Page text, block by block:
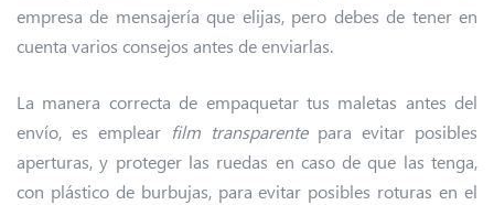
empresa de mensajería que elijas, pero debes de tener en
cuenta varios consejos antes de enviarlas.
La manera correcta de empaquetar tus maletas antes del
envío, es emplear film transparentepara evitar posibles
aperturas, y proteger las ruedas en caso de que las tenga,
con plástico de burbujas, para evitar posibles roturas en el